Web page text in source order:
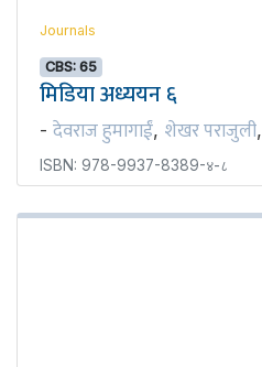
Journals
CBS: 65
मिडिया अध्ययन ६
- देवराज हुमागाईं, शेखर पराजुली,
ISBN: 978-9937-8389-४-८